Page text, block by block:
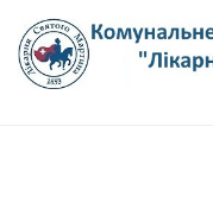
content